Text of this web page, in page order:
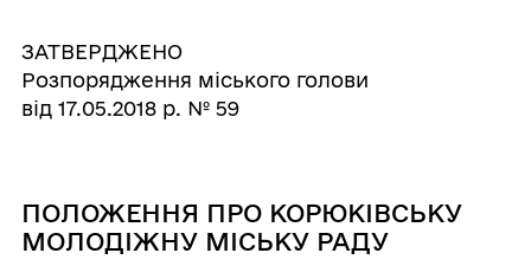
ЗАТВЕРДЖЕНО
Розпорядження міського голови
від 17.05.2018 р. № 59
ПОЛОЖЕННЯ ПРО КОРЮКІВСЬКУ
МОЛОДІЖНУ МІСЬКУ РАДУ